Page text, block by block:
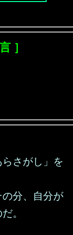
］
さがし」を
分、自分が
。